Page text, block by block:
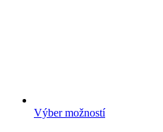
Výber možností